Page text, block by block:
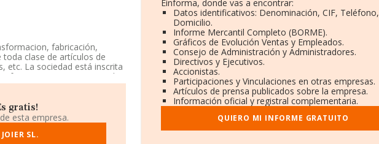
fabricación,
clase de artículos de
etc. La sociedad está inscrita
CNAE corresponde
es 3212. La sociedad no
en cuenta la
de empleados inferior a la
gratis!
esta empresa.
SL.
Einforma, donde vas a encontrar:
Datos identificativos: Denominación, CIF, Teléfono,
Domicilio.
Informe Mercantil Completo (BORME).
Gráficos de Evolución Ventas y Empleados.
Consejo de Administración y Administradores.
Directivos y Ejecutivos.
Accionistas.
Participaciones y Vinculaciones en otras empresas.
Artículos de prensa publicados sobre la empresa.
Información oficial y registral complementaria.
QUIERO MI INFORME GRATUITO